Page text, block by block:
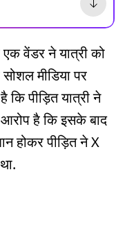
वेंडर ने यात्री को
मीडिया पर
कि पीड़ित यात्री ने
है कि इसके बाद
होकर पीड़ित ने X